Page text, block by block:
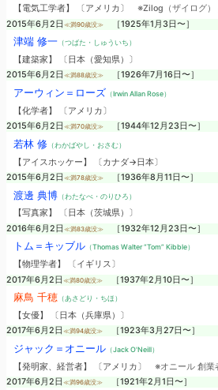
【電気工学者】 〔アメリカ〕 ※Zilog（ザイログ）
2015年6月2日 ≪満90歳没≫ ［1925年1月3日〜］
津端 修一（つばた・しゅういち）
【建築家】 〔日本（愛知県）〕
2015年6月2日 ≪満88歳没≫ ［1926年7月16日〜］
アーウィン＝ローズ （Irwin Allan Rose）
【化学者】 〔アメリカ〕
2015年6月2日 ≪満70歳没≫ ［1944年12月23日〜］
若林 修（わかばやし・おさむ）
【アイスホッケー】 〔カナダ→日本〕
2015年6月2日 ≪満78歳没≫ ［1936年8月11日〜］
渡邊 典博（わたなべ・のりひろ）
【写真家】 〔日本（茨城県）〕
2016年6月2日 ≪満83歳没≫ ［1932年12月23日〜］
トム＝キッブル（Thomas Walter “Tom” Kibble）
【物理学者】 〔イギリス〕
2017年6月2日 ≪満80歳没≫ ［1937年2月10日〜］
麻鳥 千穂（あさどり・ちほ）
【女優】 〔日本（兵庫県）〕
2017年6月2日 ≪満94歳没≫ ［1923年3月27日〜］
ジャック＝オニール（Jack O'Neill）
【発明家、経営者】 〔アメリカ〕 ※オニール 創業
2017年6月2日 ≪満96歳没≫ ［1921年2月1日〜］